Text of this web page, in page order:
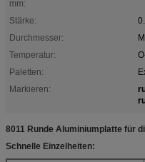
mm:
Stärke:
Durchmesser:
Temperatur:
Paletten:
Markieren:
8011 Runde Aluminiumplatte für
Schnelle Einzelheiten: